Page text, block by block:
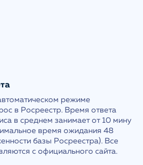
режиме
в Росреестр. Время ответа
в среднем занимает от 10 мину
время ожидания 48
базы Росреестра). Все
с официального сайта.